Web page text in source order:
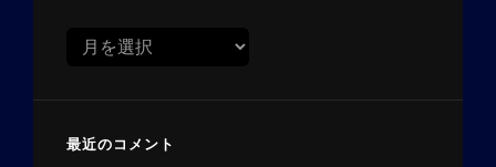
イ
最近のコメント